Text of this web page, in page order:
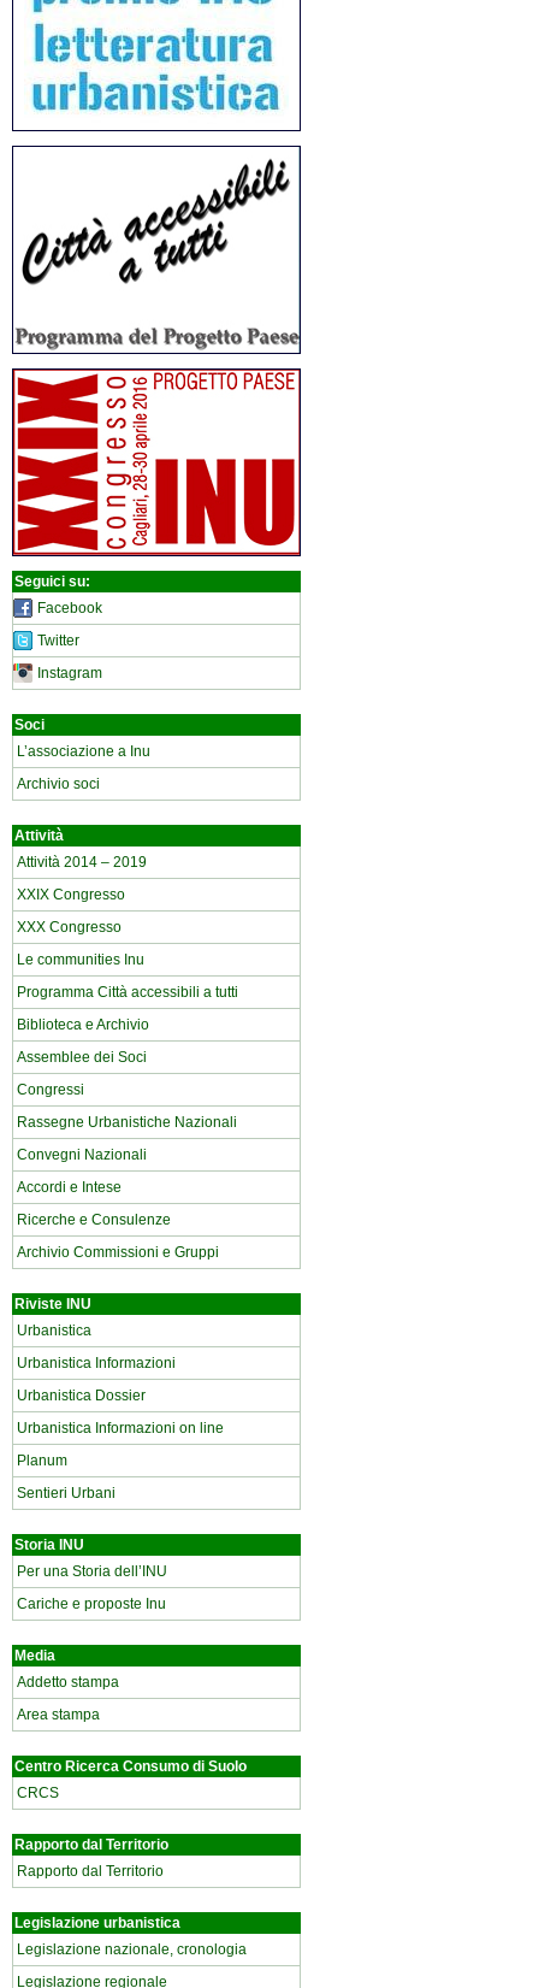
Seguici su:
Facebook
Twitter
Instagram
Soci
L’associazione a Inu
Archivio soci
Attività
Attività 2014 – 2019
XXIX Congresso
XXX Congresso
Le communities Inu
Programma Città accessibili a tutti
Biblioteca e Archivio
Assemblee dei Soci
Congressi
Rassegne Urbanistiche Nazionali
Convegni Nazionali
Accordi e Intese
Ricerche e Consulenze
Archivio Commissioni e Gruppi
Riviste INU
Urbanistica
Urbanistica Informazioni
Urbanistica Dossier
Urbanistica Informazioni on line
Planum
Sentieri Urbani
Storia INU
Per una Storia dell’INU
Cariche e proposte Inu
Media
Addetto stampa
Area stampa
Centro Ricerca Consumo di Suolo
CRCS
Rapporto dal Territorio
Rapporto dal Territorio
Legislazione urbanistica
Legislazione nazionale, cronologia
Legislazione regionale